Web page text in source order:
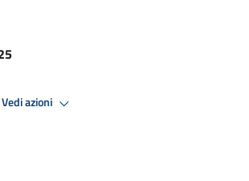
Vedi azioni